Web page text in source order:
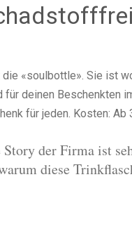
«soulbottle». Sie ist
deinen Beschenkten
für jeden. Kosten: Ab
der Firma ist
diese